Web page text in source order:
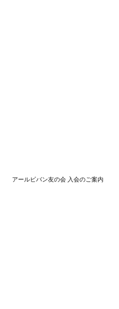
アールビバン友の会 入会のご案内